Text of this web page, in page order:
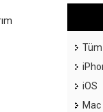
iOS